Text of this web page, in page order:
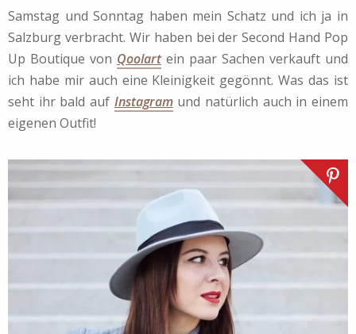
Samstag und Sonntag haben mein Schatz und ich ja in
Salzburg verbracht. Wir haben bei der Second Hand Pop
Up Boutique von Qoolartein paar Sachen verkauft und
ich habe mir auch eine Kleinigkeit gegönnt. Was das ist
seht ihr bald auf Instagramund natürlich auch in einem
eigenen Outfit!